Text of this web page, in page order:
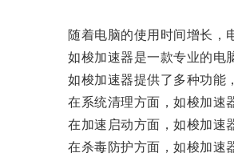
随着电脑的使用时间增长，电
如梭加速器是一款专业的电脑
如梭加速器提供了多种功能，
在系统清理方面，如梭加速器
在加速启动方面，如梭加速器
在杀毒防护方面，如梭加速器